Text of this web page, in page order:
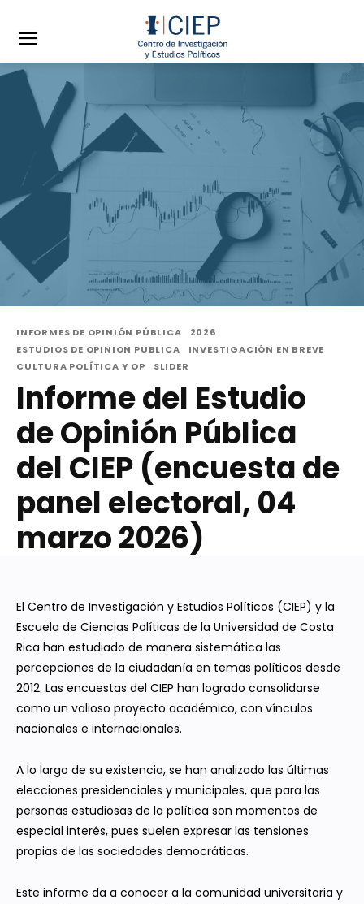
INFORMES DE OPINIÓN PÚBLICA
2026
ESTUDIOS DE OPINION PUBLICA
INVESTIGACIÓN EN BREVE
CULTURA POLÍTICA Y OP
SLIDER
Informe del Estudio
de Opinión Pública
del CIEP (encuesta de
panel electoral, 04
marzo 2026)
El Centro de Investigación y Estudios Políticos (CIEP) y la
Escuela de Ciencias Políticas de la Universidad de Costa
Rica han estudiado de manera sistemática las
percepciones de la ciudadanía en temas políticos desde
2012. Las encuestas del CIEP han logrado consolidarse
como un valioso proyecto académico, con vínculos
nacionales e internacionales.
A lo largo de su existencia, se han analizado las últimas
elecciones presidenciales y municipales, que para las
personas estudiosas de la política son momentos de
especial interés, pues suelen expresar las tensiones
propias de las sociedades democráticas.
Este informe da a conocer a la comunidad universitaria y